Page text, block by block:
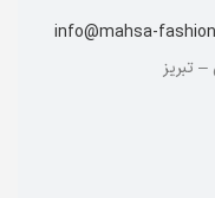
info@mahsa-
تبریز